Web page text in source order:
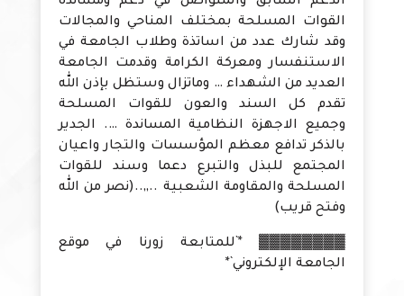
القوات المسلحة بمختلف المناحي والمجالات
وقد شارك عدد من اساتذة وطلاب الجامعة في
الاستنفسار ومعركة الكرامة وقدمت الجامعة
العديد من الشهداء … وماتزال وستظل بإذن الله
تقدم كل السند والعون للقوات المسلحة
وجميع الاجهزة النظامية المساندة …. الجدير
بالذكر تدافع معظم المؤسسات والتجار واعيان
المجتمع للبذل والتبرع دعما وسند للقوات
المسلحة والمقاومة الشعبية ..,,..(نصر من الله
وفتح قريب)
▓▓▓▓▓▓▓▓ *`للمتابعة زورنا في موقع
الجامعة الإلكتروني`*